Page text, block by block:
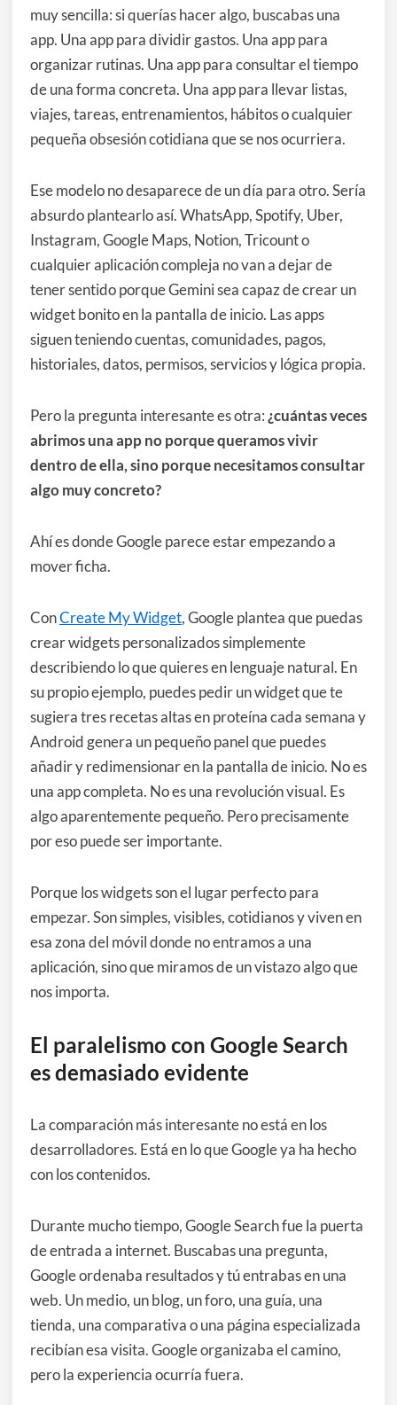
muy sencilla: si querías hacer algo, buscabas una
app. Una app para dividir gastos. Una app para
organizar rutinas. Una app para consultar el tiempo
de una forma concreta. Una app para llevar listas,
viajes, tareas, entrenamientos, hábitos o cualquier
pequeña obsesión cotidiana que se nos ocurriera.
Ese modelo no desaparece de un día para otro. Sería
absurdo plantearlo así. WhatsApp, Spotify, Uber,
Instagram, Google Maps, Notion, Tricount o
cualquier aplicación compleja no van a dejar de
tener sentido porque Gemini sea capaz de crear un
widget bonito en la pantalla de inicio. Las apps
siguen teniendo cuentas, comunidades, pagos,
historiales, datos, permisos, servicios y lógica propia.
Pero la pregunta interesante es otra: ¿cuántas veces
abrimos una app no porque queramos vivir
dentro de ella, sino porque necesitamos consultar
algo muy concreto?
Ahí es donde Google parece estar empezando a
mover ficha.
ConCreate My Widget, Google plantea que puedas
crear widgets personalizados simplemente
describiendo lo que quieres en lenguaje natural. En
su propio ejemplo, puedes pedir un widget que te
sugiera tres recetas altas en proteína cada semana y
Android genera un pequeño panel que puedes
añadir y redimensionar en la pantalla de inicio. No es
una app completa. No es una revolución visual. Es
algo aparentemente pequeño. Pero precisamente
por eso puede ser importante.
Porque los widgets son el lugar perfecto para
empezar. Son simples, visibles, cotidianos y viven en
esa zona del móvil donde no entramos a una
aplicación, sino que miramos de un vistazo algo que
nos importa.
El paralelismo con Google Search
es demasiado evidente
La comparación más interesante no está en los
desarrolladores. Está en lo que Google ya ha hecho
con los contenidos.
Durante mucho tiempo, Google Search fue la puerta
de entrada a internet. Buscabas una pregunta,
Google ordenaba resultados y tú entrabas en una
web. Un medio, un blog, un foro, una guía, una
tienda, una comparativa o una página especializada
recibían esa visita. Google organizaba el camino,
pero la experiencia ocurría fuera.